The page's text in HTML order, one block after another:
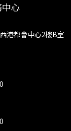
心
港都會中心2樓B室